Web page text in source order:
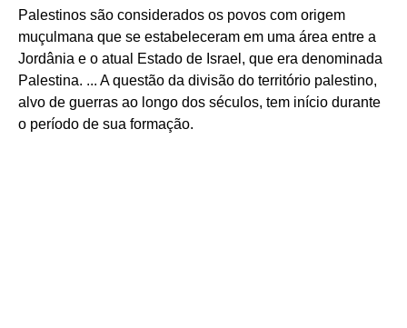
Palestinos são considerados os povos com origem
muçulmana que se estabeleceram em uma área entre a
Jordânia e o atual Estado de Israel, que era denominada
Palestina. ... A questão da divisão do território palestino,
alvo de guerras ao longo dos séculos, tem início durante
o período de sua formação.